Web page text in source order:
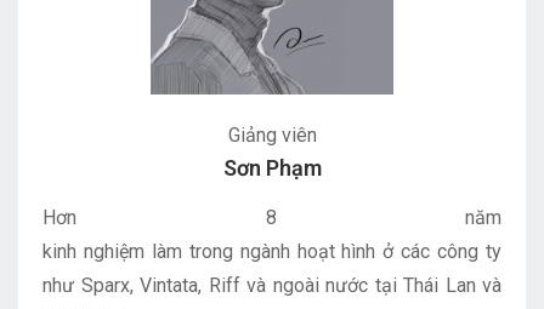
Giảng viên
Sơn Phạm
Hơn 8 năm
kinh nghiệm làm trong ngành hoạt hình ở các công ty
như Sparx, Vintata, Riff và ngoài nước tại Thái Lan và